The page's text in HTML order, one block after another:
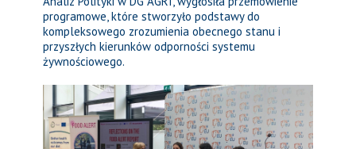
programowe, które stworzyło podstawy do
kompleksowego zrozumienia obecnego stanu i
przyszłych kierunków odporności systemu
żywnościowego.